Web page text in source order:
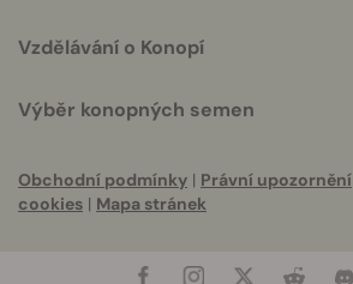
Vzdělávání o Konopí
Výběr konopných semen
Obchodní podmínky | Právní upozornění
cookies | Mapa stránek